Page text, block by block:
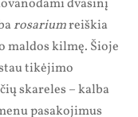
dvasinį
rosariumreiškia
maldos kilmę. Šioje
tikėjimo
skareles – kalba
pasakojimus